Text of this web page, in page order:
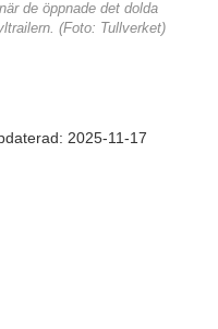
de öppnade det dolda
(Foto: Tullverket)
2025-11-17